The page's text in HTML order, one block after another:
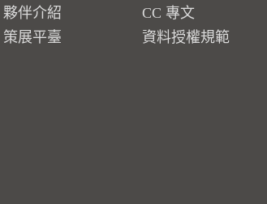
夥伴介紹
策展平臺
CC 專文
資料授權規範